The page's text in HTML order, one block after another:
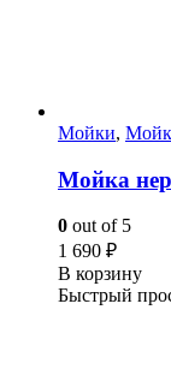
Мойки,
Мойка
0 out of 5
1 690 ₽
В корзину
Быстрый